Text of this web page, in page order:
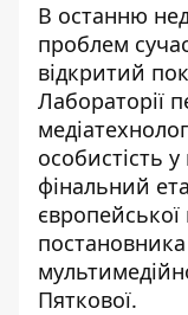
В останню
проблем
відкритий
Лабораторії
особистість
фінальний
Пяткової.